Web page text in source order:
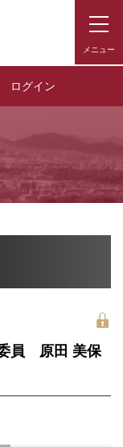
ログイン
委員 原田 美保